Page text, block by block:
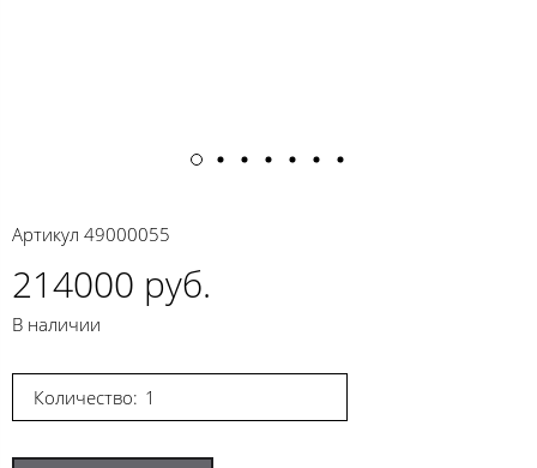
Артикул 49000055
214000 руб.
В наличии
Количество: